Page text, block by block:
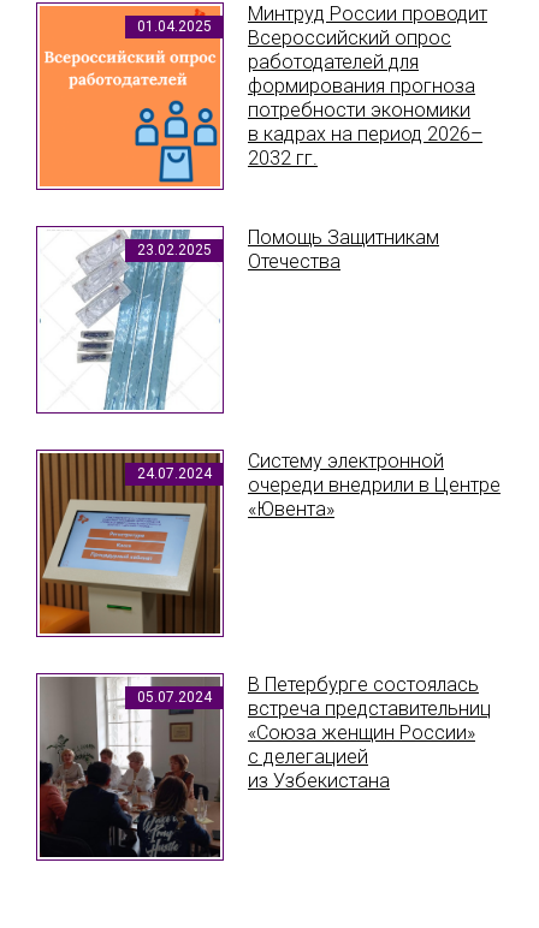
01.04.2025
Минтруд России проводит
Всероссийский опрос
работодателей для
формирования прогноза
потребности экономики
в кадрах на период 2026–
2032 гг.
23.02.2025
Помощь Защитникам
Отечества
24.07.2024
Систему электронной
очереди внедрили в Центре
«Ювента»
05.07.2024
В Петербурге состоялась
встреча представительниц
«Союза женщин России»
с делегацией
из Узбекистана